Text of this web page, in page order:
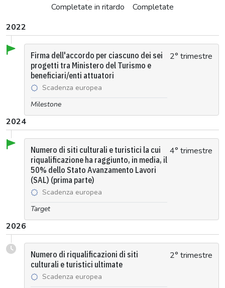
Completate in ritardo
Completate
2022
Firma dell'accordo per ciascuno dei sei
progetti tra Ministero del Turismo e
beneficiari/enti attuatori
Scadenza europea
Milestone
2° trimestre
2024
Numero di siti culturali e turistici la cui
riqualificazione ha raggiunto, in media, il
50% dello Stato Avanzamento Lavori
(SAL) (prima parte)
Scadenza europea
Target
4° trimestre
2026
Numero di riqualificazioni di siti
culturali e turistici ultimate
Scadenza europea
2° trimestre